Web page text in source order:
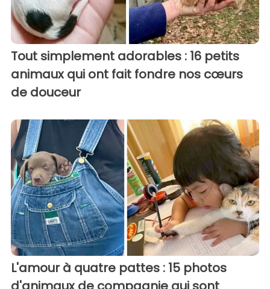
Tout simplement adorables : 16 petits
animaux qui ont fait fondre nos cœurs
de douceur
L'amour à quatre pattes : 15 photos